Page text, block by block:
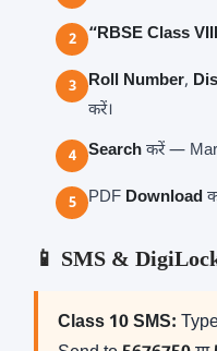
“RBSE Class
Roll Number,
करें।
Search करें —
PDF Download
📱 SMS &
Class 10 SMS: